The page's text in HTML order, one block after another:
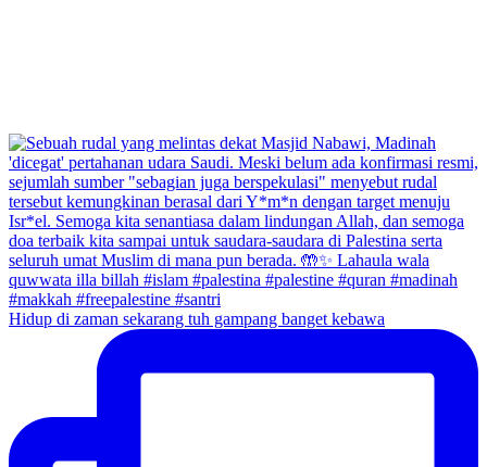
Hidup di zaman sekarang tuh gampang banget kebawa